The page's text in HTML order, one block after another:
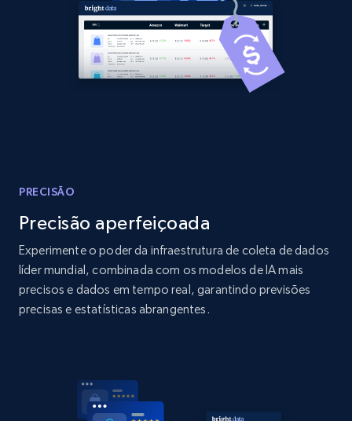
and more.
353+ Comece agora
more.
2.1K+ 375+ Comece agora
Amazon products global dataset - Collects
PRECISÃO
Precisão aperfeiçoada
Experimente o poder da infraestrutura de coleta de dados
líder mundial, combinada com os modelos de IA mais
precisos e dados em tempo real, garantindo previsões
precisas e estatísticas abrangentes.